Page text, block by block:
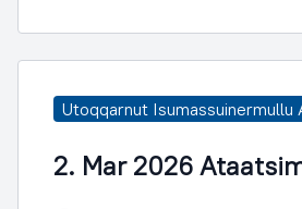
Utoqqarnut Isumassuinermullu
2. Mar 2026